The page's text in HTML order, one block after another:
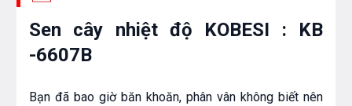
Sen cây nhiệt độ KOBESI : KB
-6607B
Bạn đã bao giờ băn khoăn, phân vân không biết nên